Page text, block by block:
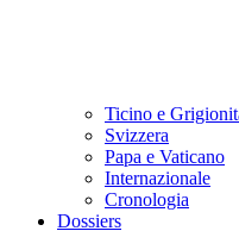
Ticino e
Svizzera
Papa e Vaticano
Internazionale
Cronologia
Dossiers